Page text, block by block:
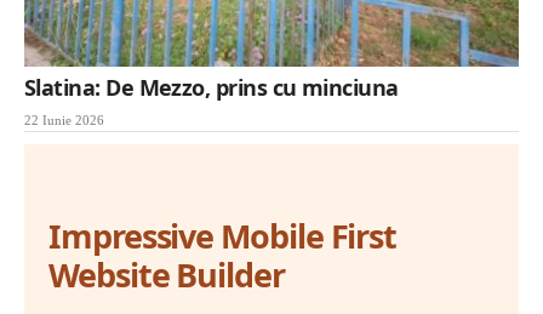
Slatina: De Mezzo, prins cu minciuna
22 Iunie 2026
Impressive Mobile First
Website Builder